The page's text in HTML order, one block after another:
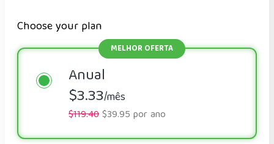
Choose your plan
Anual
$3.33/mês
$119.40$39.95 por ano